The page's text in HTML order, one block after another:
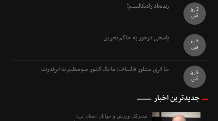
زنده‌باد رادیکالیسم!
3 روز
قبل
پاسخی درخور به حاکم بحرین
5 روز
قبل
شاکری مشاور قالیباف: ما یک‌کشور متوسطیم نه ابرقدرت
6 روز
قبل
جدیدترین اخبار
مدیرکل ورزش و جوانان استان یزد: